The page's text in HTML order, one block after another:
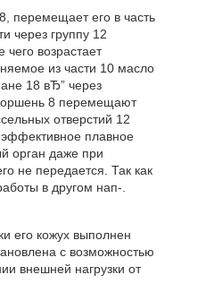
перемещает его в часть
через группу 12
возрастает
из части 10 масло
18 вЂ” через
8 перемещают
отверстий 12
эффективное плавное
орган даже при
не передается. Так как
в другом нап-.
его кожух выполнен
с возможностью
внешней нагрузки от